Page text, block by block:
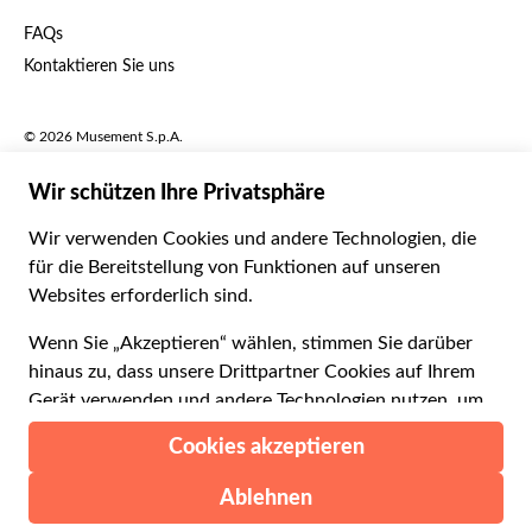
Português
Português BR
Nederlands
ARS Argentinischer Peso
.د.ب Bahrain-Dinar
R$ Brasilianischer Real
¥ Renminbi Yuan
COL$ Kolumbianischer Peso
₡ Costa-Rica-Colón
Esc Cabo-Verde-Escudo
Kč Tschechische Krone
FAQs
Kontaktieren Sie uns
Cookie-Verwendung Sitemap
© 2026 Musement S.p.A.
Online-Reiseagentur nº 170695
Gemacht mit in Mailand, Italien